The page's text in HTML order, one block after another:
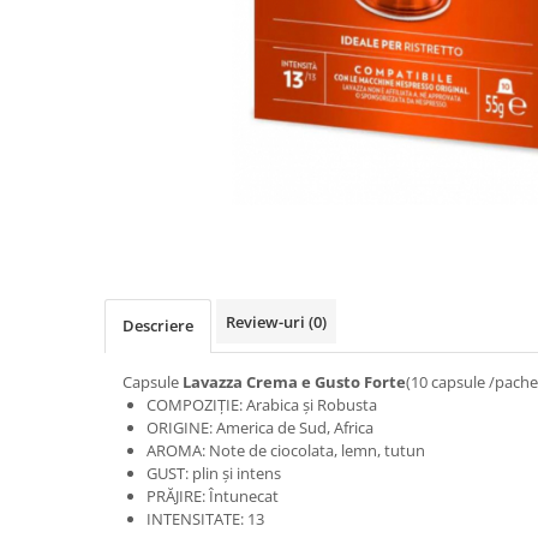
Descriere Review-uri (0)
Capsule Lavazza Crema e Gusto Forte(10 capsule /
COMPOZIȚIE: Arabica și Robusta
ORIGINE: America de Sud, Africa
AROMA: Note de ciocolata, lemn, tutun
GUST: plin și intens
PRĂJIRE: Întunecat
INTENSITATE: 13